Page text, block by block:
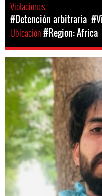
Violaciones
#Detención arbitraria
Ubicación#Region: Africa